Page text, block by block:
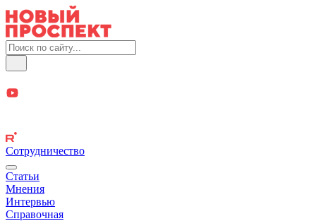
Сотрудничество
Статьи
Мнения
Интервью
Справочная